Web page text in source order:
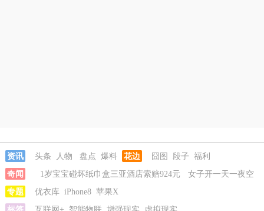
资讯 头条 人物 盘点 爆料 花边 囧图 段子 福利
奇闻
1岁宝宝碰坏纸巾盒三亚酒店索赔924元
女子开一天一夜空
调后二氧化碳中毒
国企拖欠3700万致市政工程停工
专题 优衣库 iPhone8 苹果X